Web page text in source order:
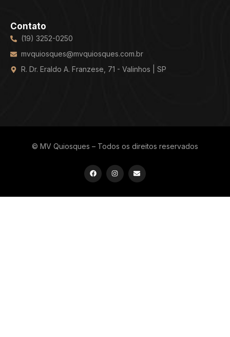
Contato
(19) 3252-0250
mvquiosques@mvquiosques.com.br
R. Dr. Eraldo A. Franzese, 71 - Valinhos | SP
© MV Quiosques – Todos os direitos reservados